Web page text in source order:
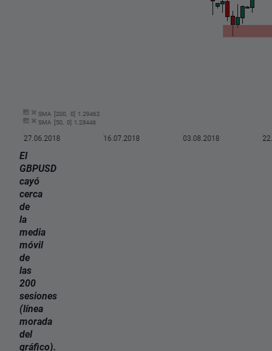
El
GBPUSD
cayó
cerca
de
la
media
móvil
de
las
200
sesiones
(línea
morada
del
gráfico).